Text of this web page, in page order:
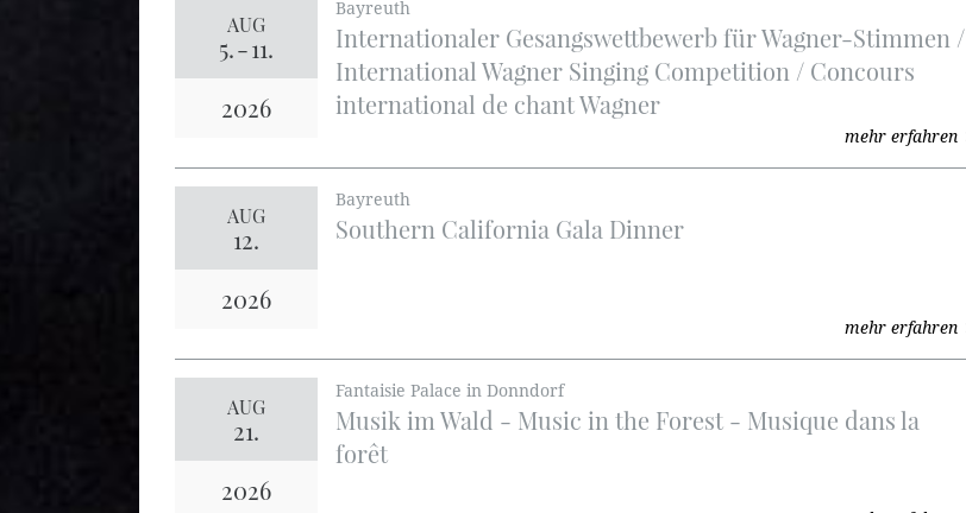
AUG
5.-11.
2026
Bayreuth
Internationaler Gesangswettbewerb für Wagner-Stimmen /
International Wagner Singing Competition / Concours
international de chant Wagner
mehr erfahren
AUG
12.
2026
Bayreuth
Southern California Gala Dinner
mehr erfahren
AUG
21.
2026
Fantaisie Palace in Donndorf
Musik im Wald - Music in the Forest - Musique dans la
forêt